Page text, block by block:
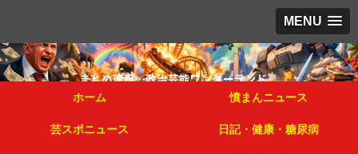
MENU
ホーム 憤まんニュース
芸スポニュース 日記・健康・糖尿病